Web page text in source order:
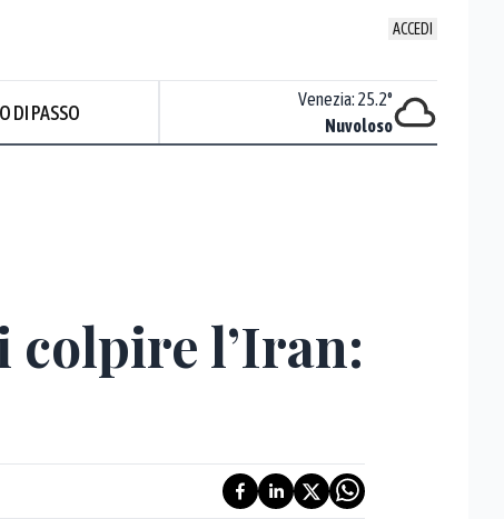
ACCEDI
DI PASSO
Nuvoloso
Venezia: 25.2°
Nuvoloso
l’Iran: